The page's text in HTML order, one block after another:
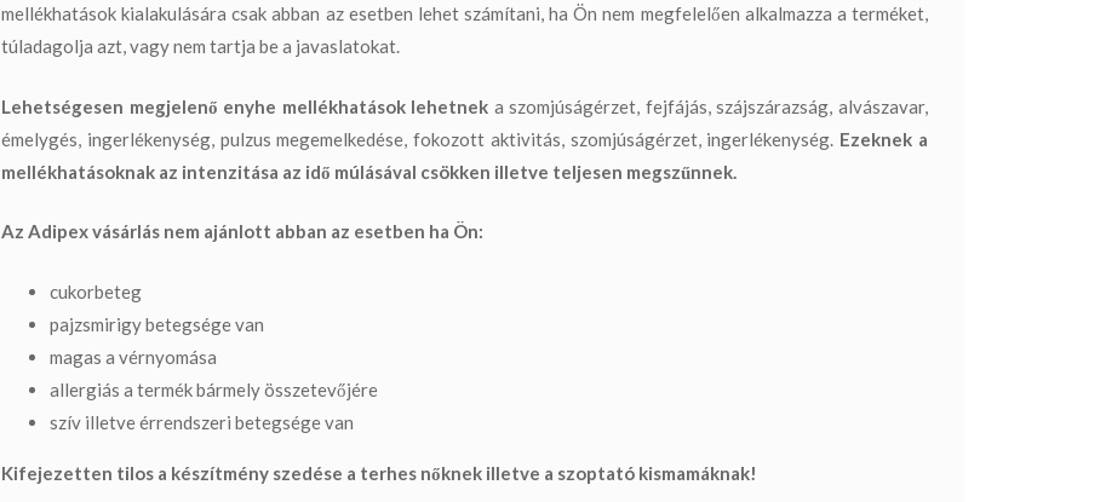
mellékhatások kialakulására csak abban az esetben lehet számítani, ha Ön nem megfelelően alkalmazza a terméket,
túladagolja azt, vagy nem tartja be a javaslatokat.
Lehetségesen megjelenő enyhe mellékhatások lehetnek a szomjúságérzet, fejfájás, szájszárazság, alvászavar,
émelygés, ingerlékenység, pulzus megemelkedése, fokozott aktivitás, szomjúságérzet, ingerlékenység. Ezeknek a
mellékhatásoknak az intenzitása az idő múlásával csökken illetve teljesen megszűnnek.
Az Adipex vásárlás nem ajánlott abban az esetben ha Ön:
cukorbeteg
pajzsmirigy betegsége van
magas a vérnyomása
allergiás a termék bármely összetevőjére
szív illetve érrendszeri betegsége van
Kifejezetten tilos a készítmény szedése a terhes nőknek illetve a szoptató kismamáknak!